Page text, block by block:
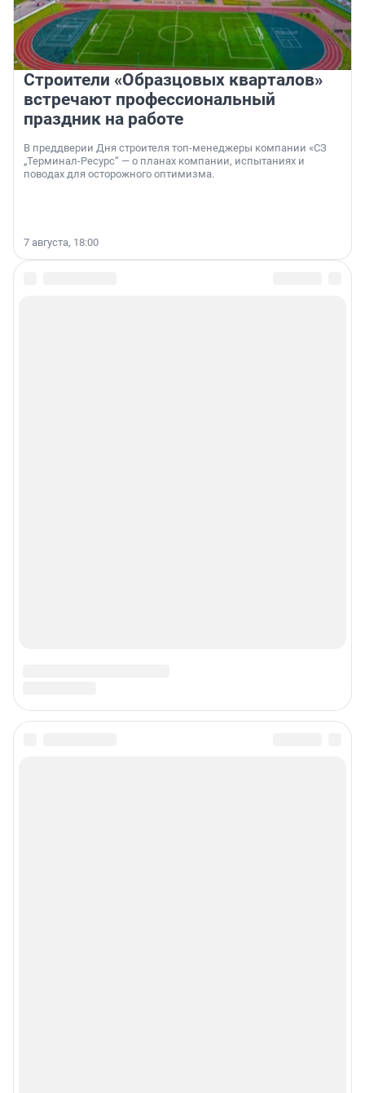
Строители «Образцовых кварталов»
встречают профессиональный
праздник на работе
В преддверии Дня строителя топ-менеджеры компании «СЗ
„Терминал-Ресурс“ — о планах компании, испытаниях и
поводах для осторожного оптимизма.
7 августа, 18:00